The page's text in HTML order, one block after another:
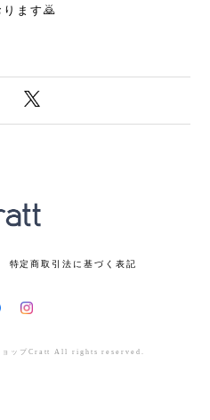
ます🙇
特定商取引法に基づく表記
ョップCratt All rights reserved.